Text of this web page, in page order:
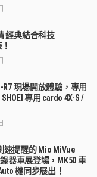
經典結合科技
R7 現場開放體驗，專用
專用 cardo 4X-S /
速提醒的 Mio MiVue
器車展登場，MK50 車
機同步展出！